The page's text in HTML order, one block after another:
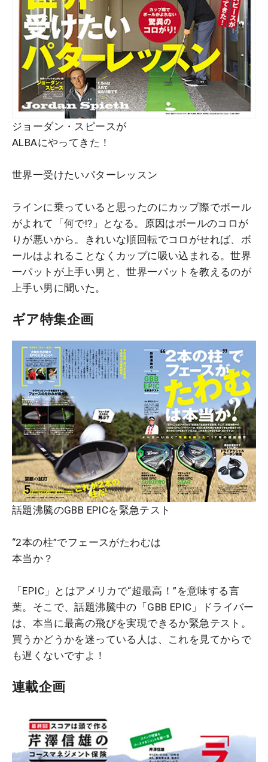
ジョーダン・スピースが
ALBAにやってきた！
世界一受けたいパターレッスン
ラインに乗っていると思ったのにカップ際でボール
がよれて「何で!?」となる。原因はボールのコロが
りが悪いから。きれいな順回転でコロがせれば、ボ
ールはよれることなくカップに吸い込まれる。世界
一パットが上手い男と、世界一パットを教えるのが
上手い男に聞いた。
ギア特集企画
話題沸騰のGBB EPICを緊急テスト
“2本の柱”でフェースがたわむは
本当か？
「EPIC」とはアメリカで“超最高！”を意味する言
葉。そこで、話題沸騰中の「GBB EPIC」ドライバー
は、本当に最高の飛びを実現できるか緊急テスト。
買うかどうかを迷っている人は、これを見てからで
も遅くないですよ！
連載企画